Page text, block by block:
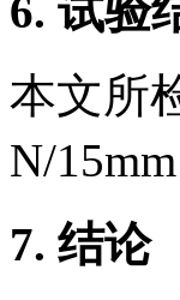
6. 试验
本文所
N/
7. 结论